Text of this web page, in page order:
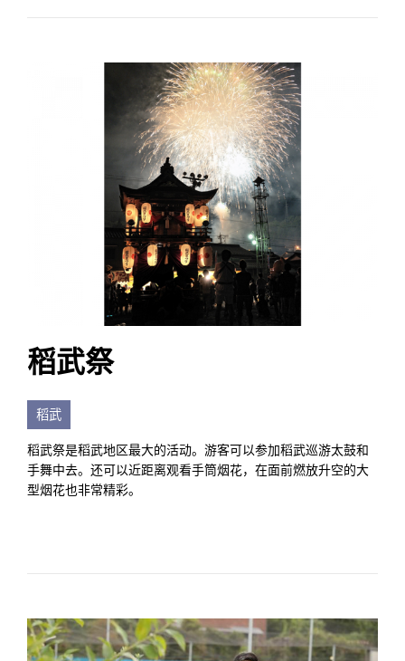
稻武祭
稻武
稻武祭是稻武地区最大的活动。游客可以参加稻武巡游太鼓和
手舞中去。还可以近距离观看手筒烟花，在面前燃放升空的大
型烟花也非常精彩。